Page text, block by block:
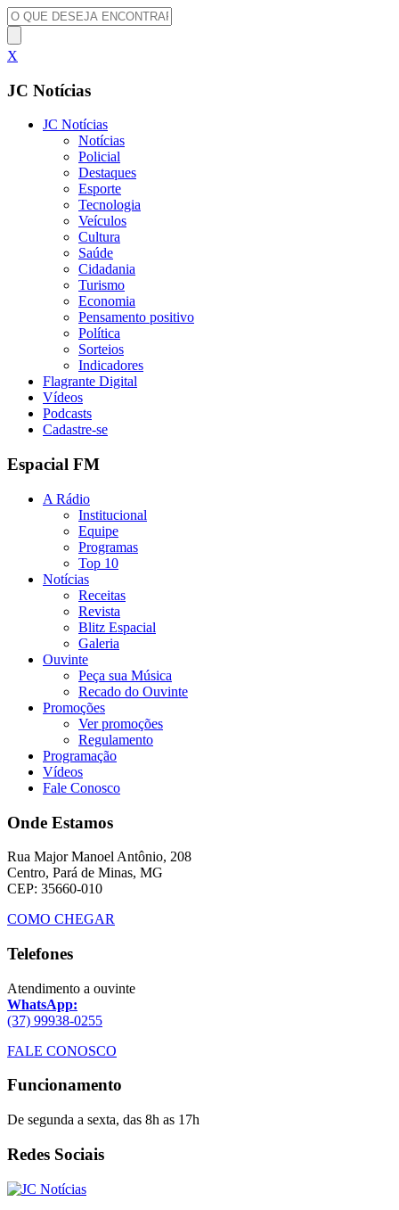
X
JC Notícias
JC Notícias
Notícias
Policial
Destaques
Esporte
Tecnologia
Veículos
Cultura
Saúde
Cidadania
Turismo
Economia
Pensamento positivo
Política
Sorteios
Indicadores
Flagrante Digital
Vídeos
Podcasts
Cadastre-se
Espacial FM
A Rádio
Institucional
Equipe
Programas
Top 10
Notícias
Receitas
Revista
Blitz Espacial
Galeria
Ouvinte
Peça sua Música
Recado do Ouvinte
Promoções
Ver promoções
Regulamento
Programação
Vídeos
Fale Conosco
Onde Estamos
Rua Major Manoel Antônio, 208
Centro, Pará de Minas, MG
CEP: 35660-010
COMO CHEGAR
Telefones
Atendimento a ouvinte
WhatsApp:
(37) 99938-0255
FALE CONOSCO
Funcionamento
De segunda a sexta, das 8h as 17h
Redes Sociais